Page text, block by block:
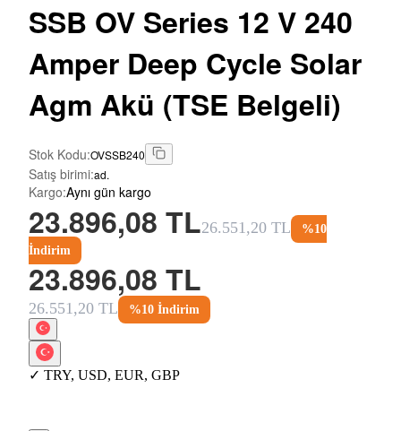
SSB OV Series 12 V 240
Amper Deep Cycle Solar
Agm Akü (TSE Belgeli)
Stok Kodu:OVSSB240
Satış birimi:ad.
Kargo:Aynı gün kargo
23.896,08 TL26.551,20 TL %10
İndirim
23.896,08 TL
26.551,20 TL %10 İndirim
✓ TRY, USD, EUR, GBP